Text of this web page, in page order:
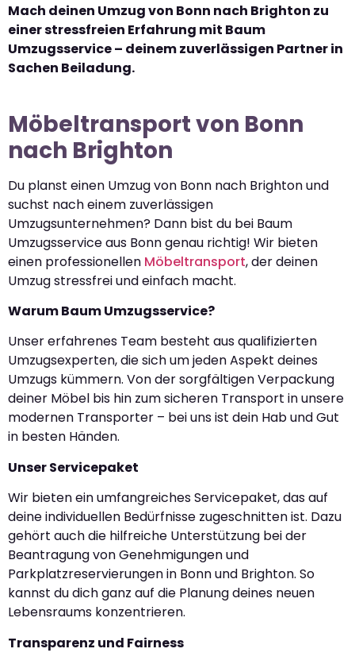
Mach deinen Umzug von Bonn nach Brighton zu
einer stressfreien Erfahrung mit Baum
Umzugsservice – deinem zuverlässigen Partner in
Sachen Beiladung.
Möbeltransport von Bonn
nach Brighton
Du planst einen Umzug von Bonn nach Brighton und
suchst nach einem zuverlässigen
Umzugsunternehmen? Dann bist du bei Baum
Umzugsservice aus Bonn genau richtig! Wir bieten
einen professionellen Möbeltransport, der deinen
Umzug stressfrei und einfach macht.
Warum Baum Umzugsservice?
Unser erfahrenes Team besteht aus qualifizierten
Umzugsexperten, die sich um jeden Aspekt deines
Umzugs kümmern. Von der sorgfältigen Verpackung
deiner Möbel bis hin zum sicheren Transport in unsere
modernen Transporter – bei uns ist dein Hab und Gut
in besten Händen.
Unser Servicepaket
Wir bieten ein umfangreiches Servicepaket, das auf
deine individuellen Bedürfnisse zugeschnitten ist. Dazu
gehört auch die hilfreiche Unterstützung bei der
Beantragung von Genehmigungen und
Parkplatzreservierungen in Bonn und Brighton. So
kannst du dich ganz auf die Planung deines neuen
Lebensraums konzentrieren.
Transparenz und Fairness